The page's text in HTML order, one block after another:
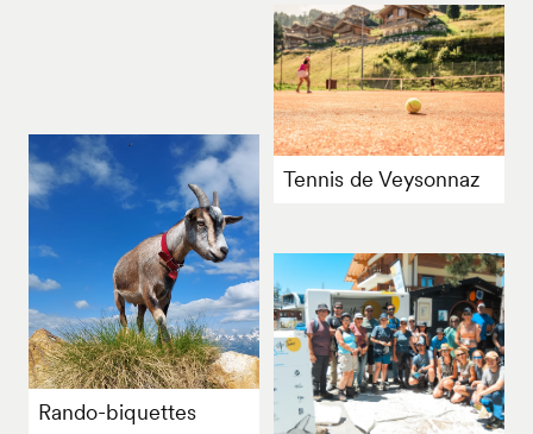
Tennis de Veysonnaz
Rando-biquettes